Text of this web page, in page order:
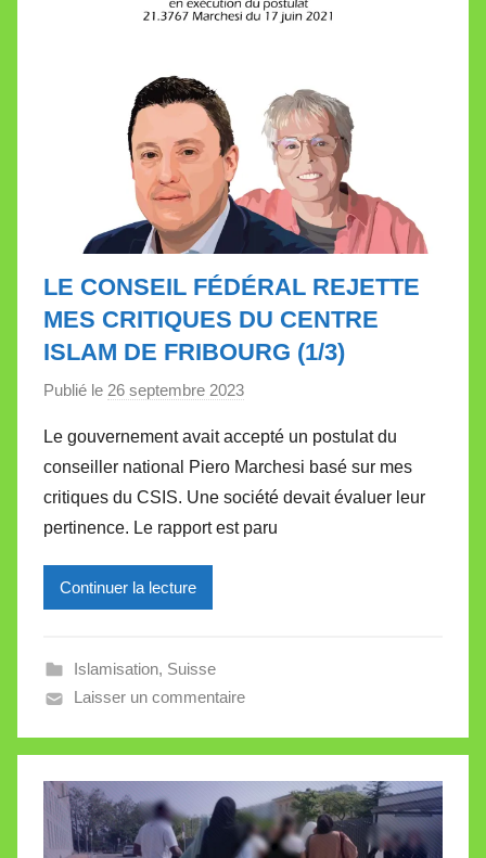
t
LE CONSEIL FÉDÉRAL REJETTE
MES CRITIQUES DU CENTRE
ISLAM DE FRIBOURG (1/3)
Publié le 26 septembre 2023
r
M
i
r
V
l
l
e
t
Le gouvernement avait accepté un postulat du
conseiller national Piero Marchesi basé sur mes
critiques du CSIS. Une société devait évaluer leur
pertinence. Le rapport est paru
Continuer la lecture
Islamisation, Suisse
Laisser un commentaire